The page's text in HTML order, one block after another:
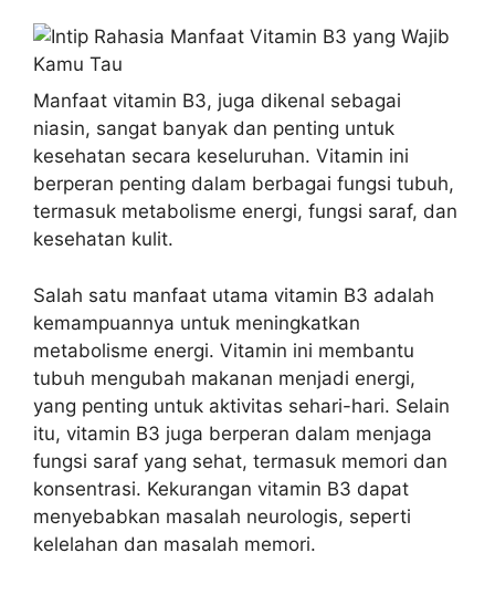
Manfaat vitamin B3, juga dikenal sebagai
niasin, sangat banyak dan penting untuk
kesehatan secara keseluruhan. Vitamin ini
berperan penting dalam berbagai fungsi tubuh,
termasuk metabolisme energi, fungsi saraf, dan
kesehatan kulit.
Salah satu manfaat utama vitamin B3 adalah
kemampuannya untuk meningkatkan
metabolisme energi. Vitamin ini membantu
tubuh mengubah makanan menjadi energi,
yang penting untuk aktivitas sehari-hari. Selain
itu, vitamin B3 juga berperan dalam menjaga
fungsi saraf yang sehat, termasuk memori dan
konsentrasi. Kekurangan vitamin B3 dapat
menyebabkan masalah neurologis, seperti
kelelahan dan masalah memori.